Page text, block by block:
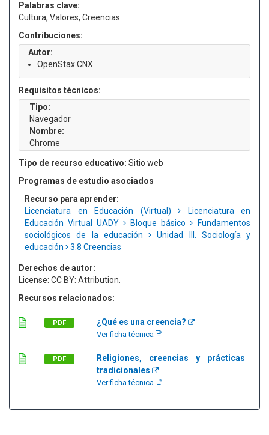
Palabras clave:
Cultura, Valores, Creencias
Contribuciones:
Autor:
OpenStax CNX
Requisitos técnicos:
Tipo:
Navegador
Nombre:
Chrome
Tipo de recurso educativo: Sitio web
Programas de estudio asociados
Recurso para aprender:
Licenciatura en Educación (Virtual)
Licenciatura en
Educación Virtual UADY
Bloque básico
Fundamentos
sociológicos de la educación
Unidad III. Sociología y
educación
3.8 Creencias
Derechos de autor:
License: CC BY: Attribution.
Recursos relacionados:
PDF ¿Qué es una creencia?
Ver ficha técnica
PDF
Religiones, creencias y prácticas
tradicionales
Ver ficha técnica